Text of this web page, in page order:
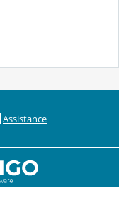
Assistance